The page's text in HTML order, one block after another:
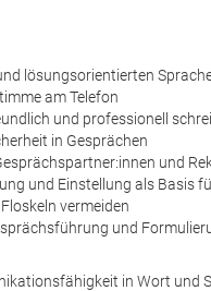
lösungsorientierten
am Telefon
und professionell
in Gesprächen
und
und Einstellung als Basis
vermeiden
und
in Wort und